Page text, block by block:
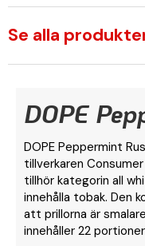
Se alla
DOPE
DOPE Peppermint
tillverkaren
tillhör kategorin all
innehålla tobak. Den
att prillorna är
innehåller 22